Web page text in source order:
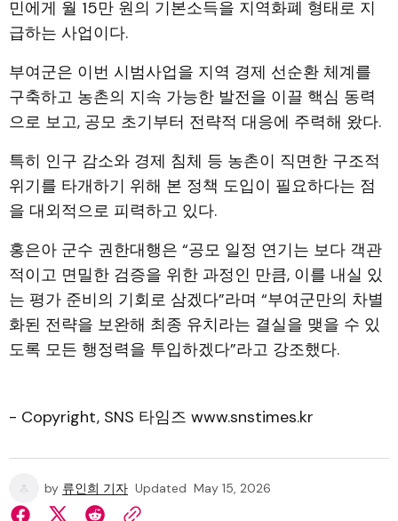
민에게 월 15만 원의 기본소득을 지역화폐 형태로 지
급하는 사업이다.
부여군은 이번 시범사업을 지역 경제 선순환 체계를
구축하고 농촌의 지속 가능한 발전을 이끌 핵심 동력
으로 보고, 공모 초기부터 전략적 대응에 주력해 왔다.
특히 인구 감소와 경제 침체 등 농촌이 직면한 구조적
위기를 타개하기 위해 본 정책 도입이 필요하다는 점
을 대외적으로 피력하고 있다.
홍은아 군수 권한대행은 “공모 일정 연기는 보다 객관
적이고 면밀한 검증을 위한 과정인 만큼, 이를 내실 있
는 평가 준비의 기회로 삼겠다”라며 “부여군만의 차별
화된 전략을 보완해 최종 유치라는 결실을 맺을 수 있
도록 모든 행정력을 투입하겠다”라고 강조했다.
- Copyright, SNS 타임즈 www.snstimes.kr
by 류인희 기자 Updated May 15, 2026